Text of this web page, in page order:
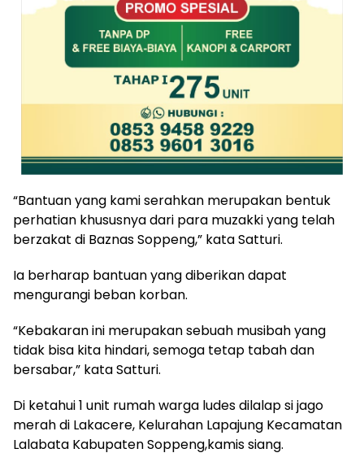
“Bantuan yang kami serahkan merupakan bentuk
perhatian khususnya dari para muzakki yang telah
berzakat di Baznas Soppeng,” kata Satturi.
Ia berharap bantuan yang diberikan dapat
mengurangi beban korban.
“Kebakaran ini merupakan sebuah musibah yang
tidak bisa kita hindari, semoga tetap tabah dan
bersabar,” kata Satturi.
Di ketahui 1 unit rumah warga ludes dilalap si jago
merah di Lakacere, Kelurahan Lapajung Kecamatan
Lalabata Kabupaten Soppeng,kamis siang.